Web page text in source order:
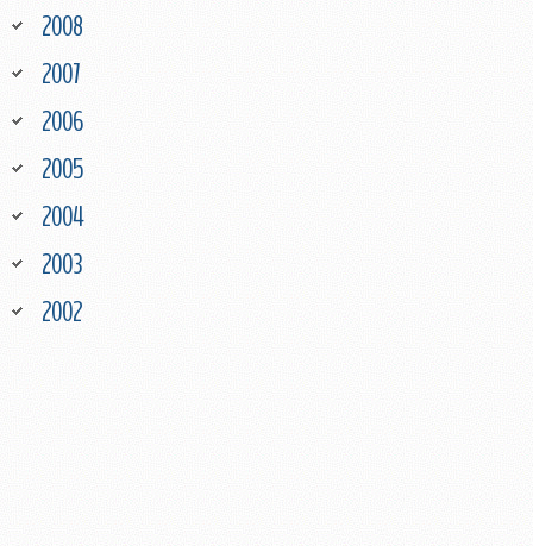
2008
2007
2006
2005
2004
2003
2002